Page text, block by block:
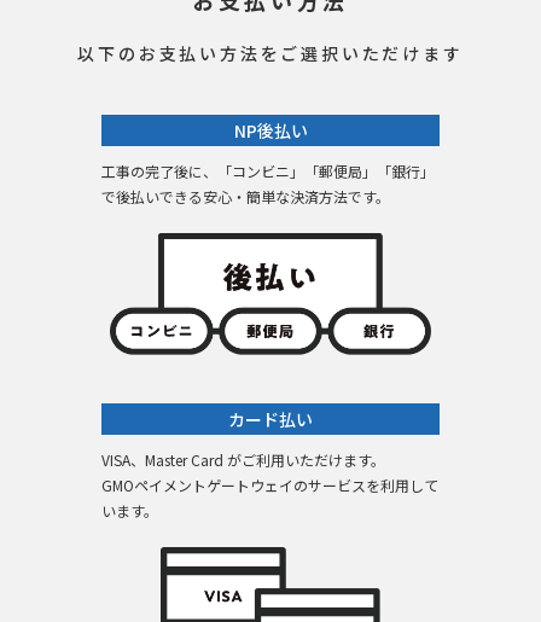
以下のお支払い方法をご選択いただけます
NP後払い
工事の完了後に、「コンビニ」「郵便局」「銀行」
で後払いできる安心・簡単な決済方法です。
カード払い
VISA、Master Card がご利用いただけます。
GMOペイメントゲートウェイのサービスを利用して
います。